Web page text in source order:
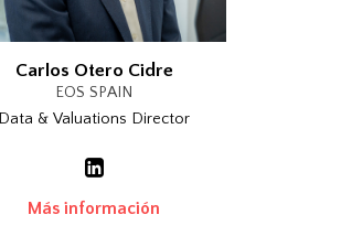
Carlos Otero Cidre
EOS SPAIN
Data & Valuations Director
Más información